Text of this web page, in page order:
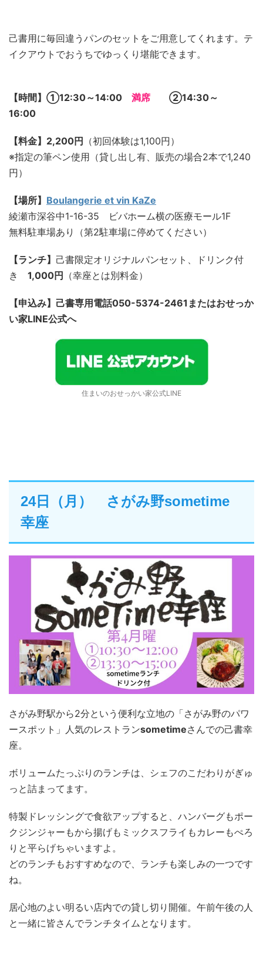
己書用に毎回違うパンのセットをご用意してくれます。テ
イクアウトでおうちでゆっくり堪能できます。
【時間】①12:30～14:00 満席
②14:30～
16:00
【料金】2,200円
（初回体験は1,100円）
※指定の筆ペン使用（貸し出し有、販売の場合2本で1,240
円）
【場所】 Boulangerie et vin KaZe
綾瀬市深谷中1-16-35 ビバホーム横の医療モール1F
無料駐車場あり（第2駐車場に停めてください）
【ランチ】 己書限定オリジナルパンセット、ドリンク付
き 1,000円 （幸座とは別料金）
【申込み】己書専用電話050-5374-2461またはおせっか
い家LINE公式へ
住まいのおせっかい家公式LINE
24日（月） さがみ野sometime
幸座
さがみ野駅から2分という便利な立地の「さがみ野のパワ
ースポット」人気のレストランsometimeさんでの己書幸
座。
ボリュームたっぷりのランチは、シェフのこだわりがぎゅ
っと詰まってます。
特製ドレッシングで食欲アップすると、ハンバーグもポー
クジンジャーもから揚げもミックスフライもカレーもぺろ
りと平らげちゃいますよ。
どのランチもおすすめなので、ランチも楽しみの一つです
ね。
居心地のよい明るい店内での貸し切り開催。午前午後の人
と一緒に皆さんでランチタイムとなります。